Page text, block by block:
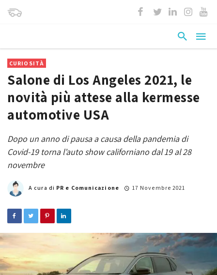
CURIOSITÀ
Salone di Los Angeles 2021, le
novità più attese alla kermesse
automotive USA
Dopo un anno di pausa a causa della pandemia di
Covid-19 torna l’auto show californiano dal 19 al 28
novembre
A cura di PR e Comunicazione 17 Novembre 2021